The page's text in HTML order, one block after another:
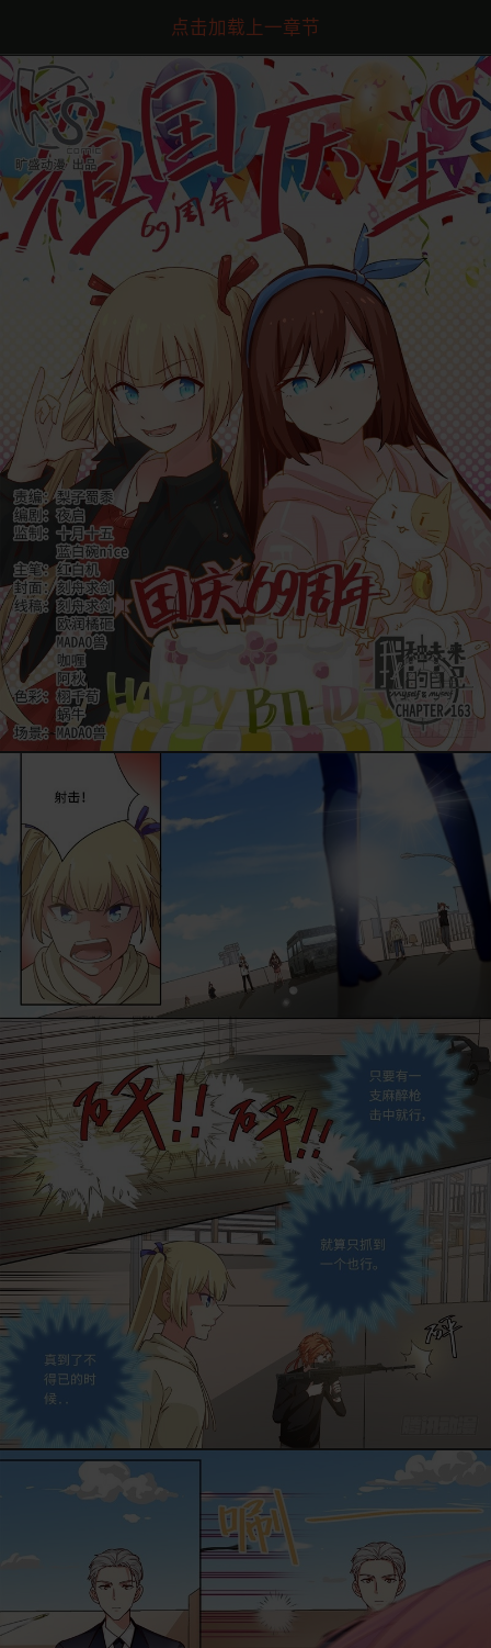
点击加载上一章节